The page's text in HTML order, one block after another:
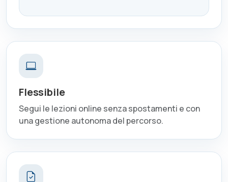
Flessibile
Segui le lezioni online senza spostamenti e con
una gestione autonoma del percorso.